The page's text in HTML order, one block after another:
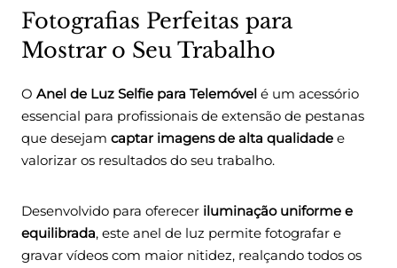
Fotografias Perfeitas para
Mostrar o Seu Trabalho
O Anel de Luz Selfie para Telemóvel é um acessório
essencial para profissionais de extensão de pestanas
que desejam captar imagens de alta qualidade e
valorizar os resultados do seu trabalho.
Desenvolvido para oferecer iluminação uniforme e
equilibrada, este anel de luz permite fotografar e
gravar vídeos com maior nitidez, realçando todos os